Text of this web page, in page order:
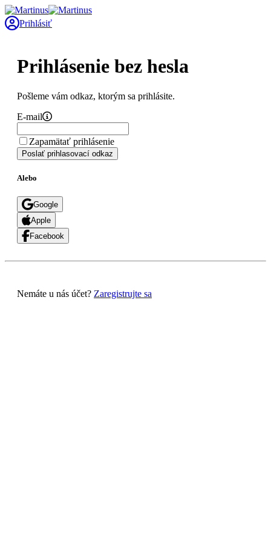
Prihlásiť
Prihlásenie bez hesla
Pošleme vám odkaz, ktorým sa prihlásite.
E-mail
Zapamätať prihlásenie
Poslať prihlasovací odkaz
Alebo
Google
Apple
Facebook
Nemáte u nás účet? Zaregistrujte sa